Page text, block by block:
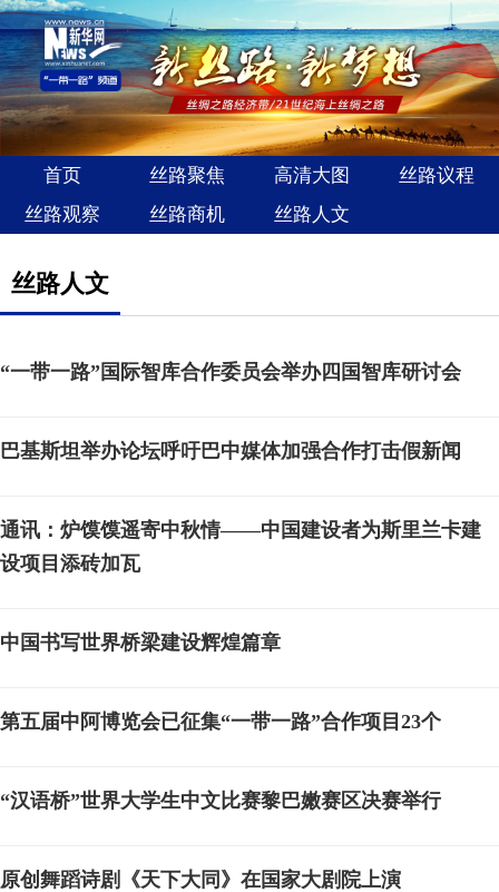
首页 丝路聚焦 高清大图
丝路议程
丝路观察
丝路商机 丝路人文
丝路人文
“一带一路”国际智库合作委员会举办四国智库研讨会
巴基斯坦举办论坛呼吁巴中媒体加强合作打击假新闻
通讯：炉馍馍遥寄中秋情——中国建设者为斯里兰卡建
设项目添砖加瓦
中国书写世界桥梁建设辉煌篇章
第五届中阿博览会已征集“一带一路”合作项目23个
“汉语桥”世界大学生中文比赛黎巴嫩赛区决赛举行
原创舞蹈诗剧《天下大同》在国家大剧院上演